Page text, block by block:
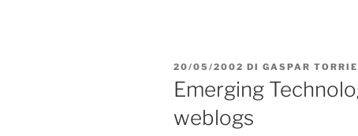
PUBBLICATO
IL
20/05/2002 DI GASPAR
Emerging
weblogs